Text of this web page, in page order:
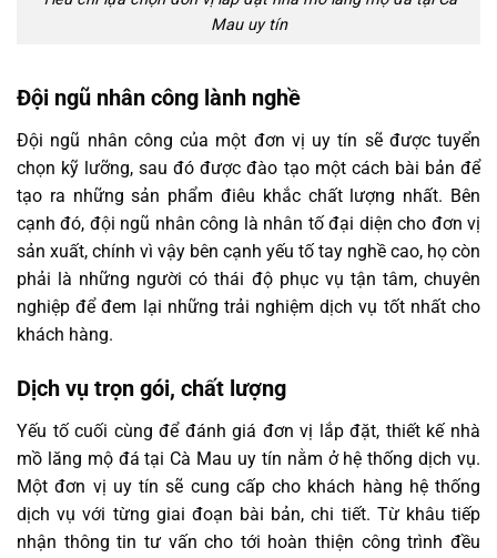
Mau uy tín
Đội ngũ nhân công lành nghề
Đội ngũ nhân công của một đơn vị uy tín sẽ được tuyển
chọn kỹ lưỡng, sau đó được đào tạo một cách bài bản để
tạo ra những sản phẩm điêu khắc chất lượng nhất. Bên
cạnh đó, đội ngũ nhân công là nhân tố đại diện cho đơn vị
sản xuất, chính vì vậy bên cạnh yếu tố tay nghề cao, họ còn
phải là những người có thái độ phục vụ tận tâm, chuyên
nghiệp để đem lại những trải nghiệm dịch vụ tốt nhất cho
khách hàng.
Dịch vụ trọn gói, chất lượng
Yếu tố cuối cùng để đánh giá đơn vị lắp đặt, thiết kế nhà
mồ lăng mộ đá tại Cà Mau uy tín nằm ở hệ thống dịch vụ.
Một đơn vị uy tín sẽ cung cấp cho khách hàng hệ thống
dịch vụ với từng giai đoạn bài bản, chi tiết. Từ khâu tiếp
nhận thông tin tư vấn cho tới hoàn thiện công trình đều